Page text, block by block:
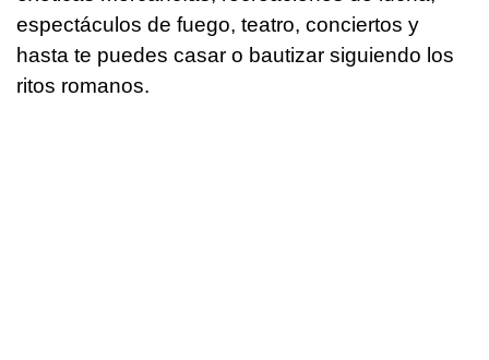
espectáculos de fuego, teatro, conciertos y
hasta te puedes casar o bautizar siguiendo los
ritos romanos.